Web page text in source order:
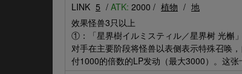
LINK 5 / ATK: 2000 / 植物 / 地
效果怪兽3只以上
①：「星界樹イルミスティル／星界树 光槲
对手在主要阶段将怪兽以表侧表示特殊召唤
付1000的倍数的LP发动（最大3000）。这张